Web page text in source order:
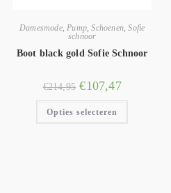
Damesmode,Pump,Schoenen,Sofie
schnoor
Boot black gold Sofie Schnoor
€214,95 €107,47
Opties selecteren